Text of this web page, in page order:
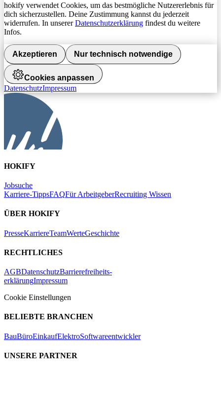
hokify verwendet Cookies, um das bestmögliche Nutzererlebnis für
dich sicherzustellen. Deine Zustimmung kannst du jederzeit
widerrufen. In unsererDatenschutzerklärung findest du weitere
Infos.
Akzeptieren Nur technisch notwendige
Cookies anpassen
DatenschutzImpressum
HOKIFY
Jobsuche
Karriere-TippsFAQFür ArbeitgeberRecruiting Wissen
ÜBER HOKIFY
PresseKarriereTeamWerteGeschichte
RECHTLICHES
AGBDatenschutzBarrierefreiheits-
erklärungImpressum
Cookie Einstellungen
BELIEBTE BRANCHEN
BauBüroEinkaufElektroSoftwareentwickler
UNSERE PARTNER